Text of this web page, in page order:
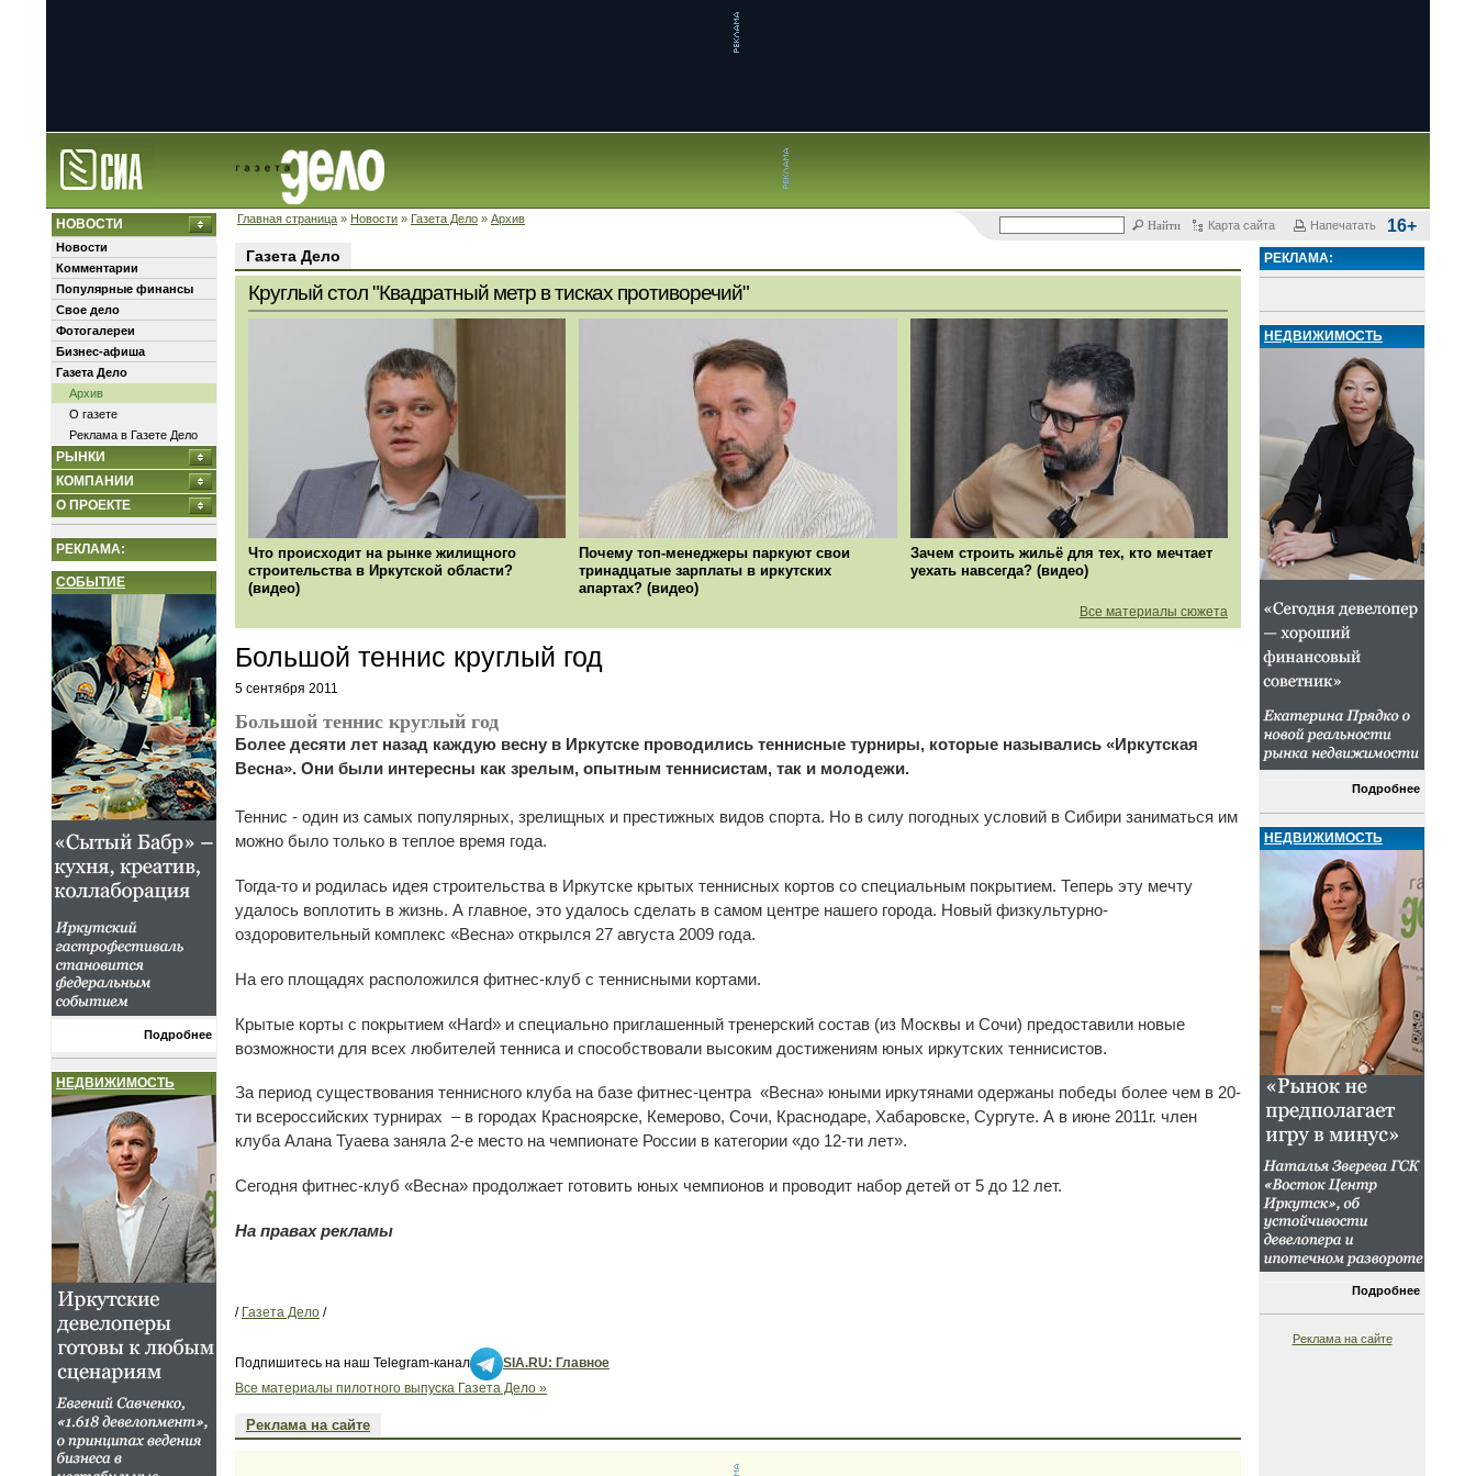
Главная страница » Новости » Газета Дело » Архив
Карта сайта Напечатать 16+
НОВОСТИ
Новости
Комментарии
Популярные финансы
Свое дело
Фотогалереи
Бизнес-афиша
Газета Дело
Архив
О газете
Реклама в Газете Дело
РЫНКИ
КОМПАНИИ
О ПРОЕКТЕ
РЕКЛАМА:
СОБЫТИЕ
Подробнее
НЕДВИЖИМОСТЬ
Газета Дело
Круглый стол "Квадратный метр в тисках противоречий"
Что происходит на рынке жилищного
строительства в Иркутской области?
(видео)
Почему топ-менеджеры паркуют свои
тринадцатые зарплаты в иркутских
апартах? (видео)
Зачем строить жильё для тех, кто мечтает
уехать навсегда? (видео)
Все материалы сюжета
Большой теннис круглый год
5 сентября 2011
Большой теннис круглый год
Более десяти лет назад каждую весну в Иркутске проводились теннисные турниры, которые назывались «Иркутская
Весна». Они были интересны как зрелым, опытным теннисистам, так и молодежи.
Теннис - один из самых популярных, зрелищных и престижных видов спорта. Но в силу погодных условий в Сибири заниматься им
можно было только в теплое время года.
Тогда-то и родилась идея строительства в Иркутске крытых теннисных кортов со специальным покрытием. Теперь эту мечту
удалось воплотить в жизнь. А главное, это удалось сделать в самом центре нашего города. Новый физкультурно-
оздоровительный комплекс «Весна» открылся 27 августа 2009 года.
На его площадях расположился фитнес-клуб с теннисными кортами.
Крытые корты с покрытием «Hard» и специально приглашенный тренерский состав (из Москвы и Сочи) предоставили новые
возможности для всех любителей тенниса и способствовали высоким достижениям юных иркутских теннисистов.
За период существования теннисного клуба на базе фитнес-центра «Весна» юными иркутянами одержаны победы более чем в 20-
ти всероссийских турнирах – в городах Красноярске, Кемерово, Сочи, Краснодаре, Хабаровске, Сургуте. А в июне 2011г. член
клуба Алана Туаева заняла 2-е место на чемпионате России в категории «до 12-ти лет».
Сегодня фитнес-клуб «Весна» продолжает готовить юных чемпионов и проводит набор детей от 5 до 12 лет.
На правах рекламы
/ Газета Дело /
Подпишитесь на наш Telegram-канал
SIA.RU: Главное
Все материалы пилотного выпуска Газета Дело »
Реклама на сайте
РЕКЛАМА:
НЕДВИЖИМОСТЬ
Подробнее
НЕДВИЖИМОСТЬ
Подробнее
Реклама на сайте